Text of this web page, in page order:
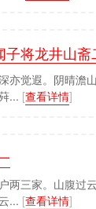
子将龙井山斋
亦觉遐。阴晴澹
... [查看详情]
两三家。山腹过
... [查看详情]